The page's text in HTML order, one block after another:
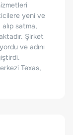
yeni ve
satma,
Şirket
ve adını
Texas,